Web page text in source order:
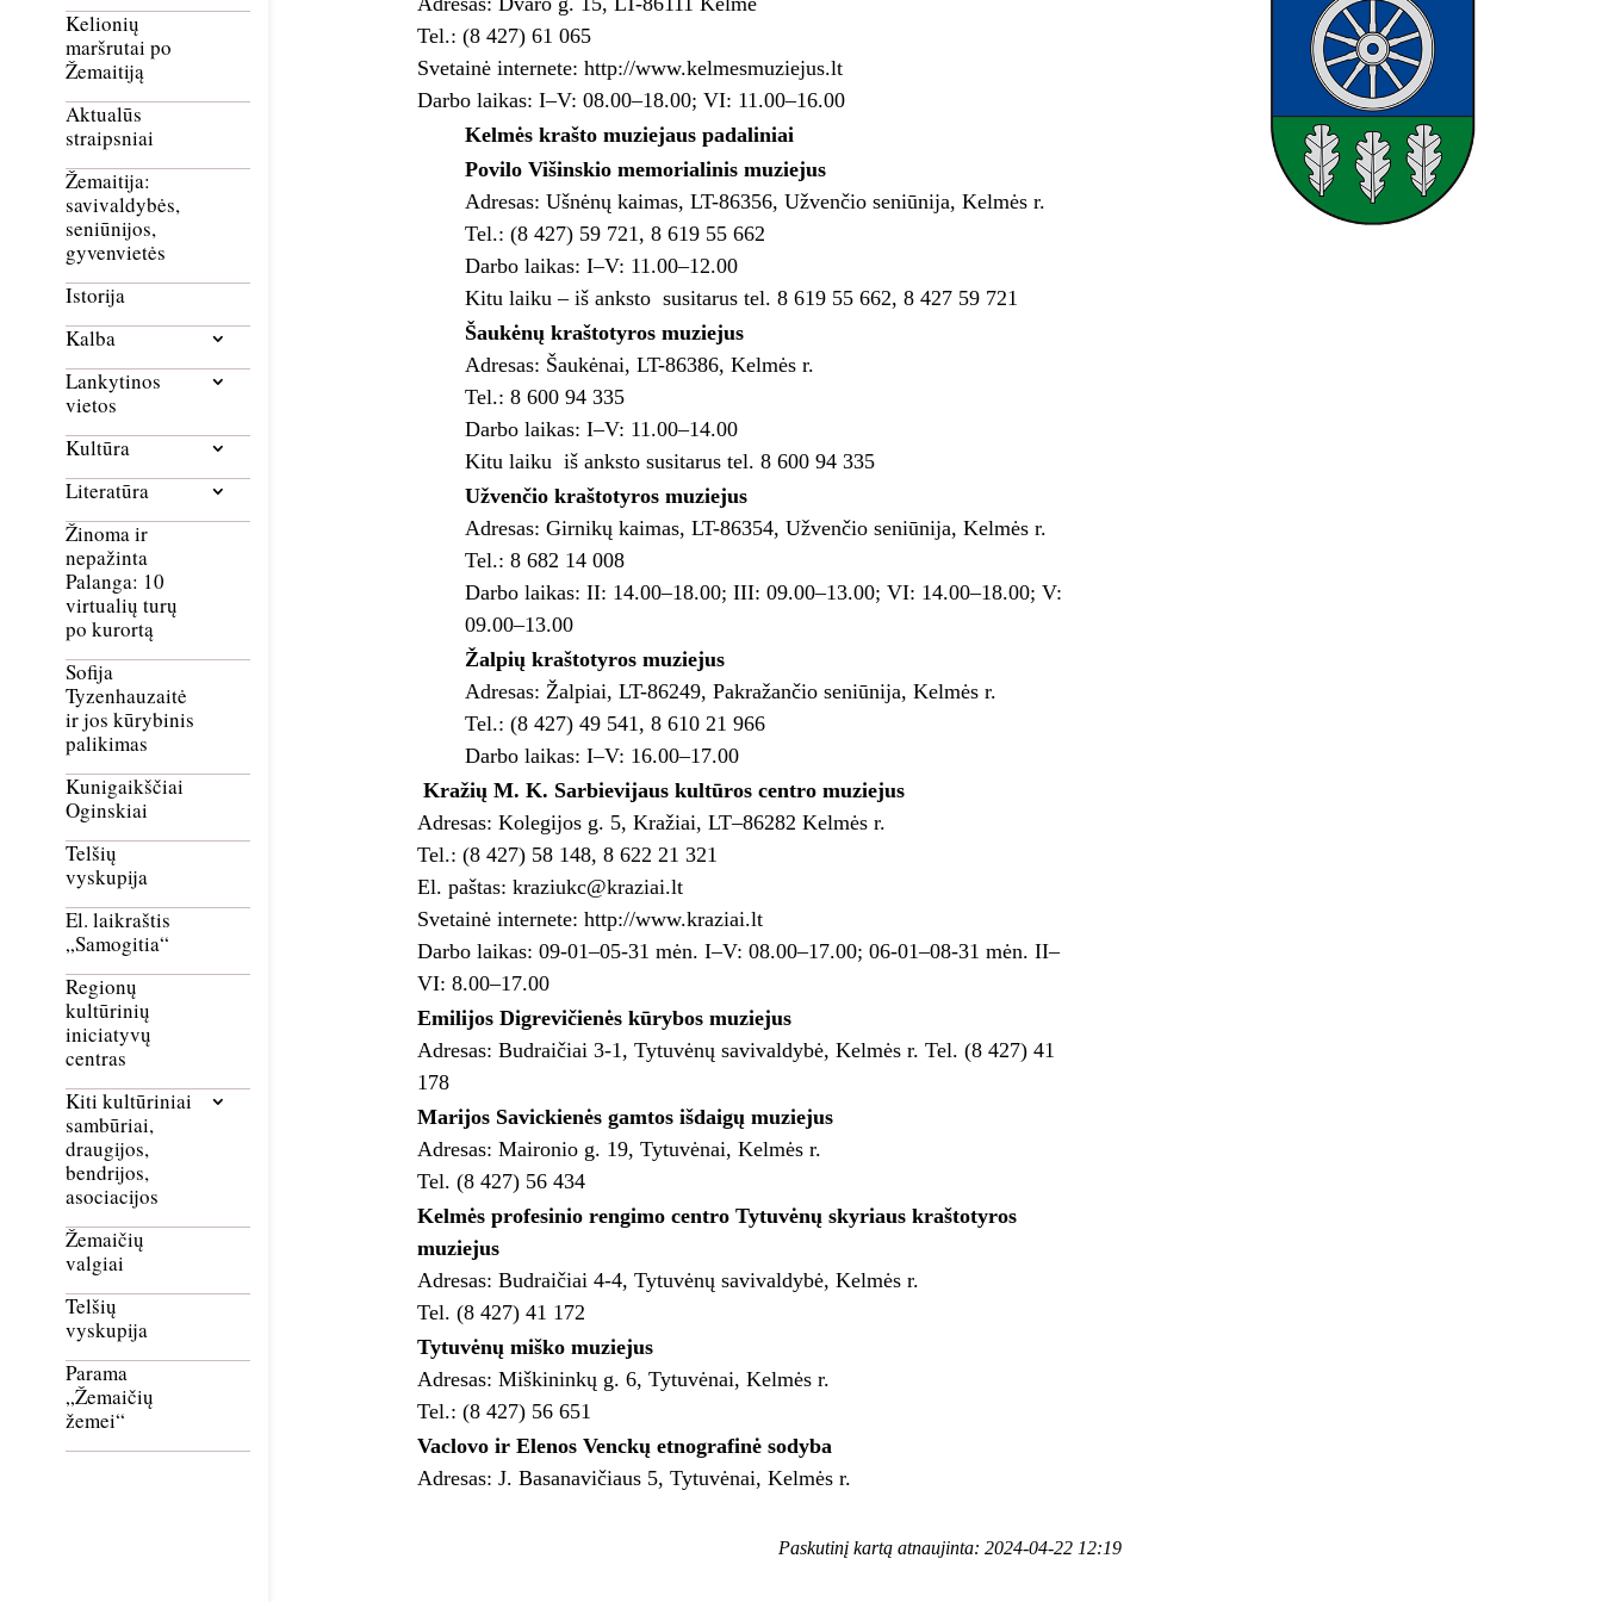
Kelionių
maršrutai po
Žemaitiją
Aktualūs
straipsniai
Žemaitija:
savivaldybės,
seniūnijos,
gyvenvietės
Istorija
Kalba
Lankytinos
vietos
Kultūra
Literatūra
Žinoma ir
nepažinta
Palanga: 10
virtualių turų
po kurortą
Sofija
Tyzenhauzaitė
ir jos kūrybinis
palikimas
Kunigaikščiai
Oginskiai
Telšių
vyskupija
El. laikraštis
„Samogitia“
Regionų
kultūrinių
iniciatyvų
centras
Kiti kultūriniai
sambūriai,
draugijos,
bendrijos,
asociacijos
Žemaičių
valgiai
Telšių
vyskupija
Parama
„Žemaičių
žemei“
Tel.: (8 427) 61 065
Svetainė internete: http://www.kelmesmuziejus.lt
Darbo laikas: I–V: 08.00–18.00; VI: 11.00–16.00
Kelmės krašto muziejaus padaliniai
Povilo Višinskio memorialinis muziejus
Adresas: Ušnėnų kaimas, LT-86356, Užvenčio seniūnija, Kelmės r.
Tel.: (8 427) 59 721, 8 619 55 662
Darbo laikas: I–V: 11.00–12.00
Kitu laiku – iš anksto susitarus tel. 8 619 55 662, 8 427 59 721
Šaukėnų kraštotyros muziejus
Adresas: Šaukėnai, LT-86386, Kelmės r.
Tel.: 8 600 94 335
Darbo laikas: I–V: 11.00–14.00
Kitu laiku iš anksto susitarus tel. 8 600 94 335
Užvenčio kraštotyros muziejus
Adresas: Girnikų kaimas, LT-86354, Užvenčio seniūnija, Kelmės r.
Tel.: 8 682 14 008
Darbo laikas: II: 14.00–18.00; III: 09.00–13.00; VI: 14.00–18.00; V:
09.00–13.00
Žalpių kraštotyros muziejus
Adresas: Žalpiai, LT-86249, Pakražančio seniūnija, Kelmės r.
Tel.: (8 427) 49 541, 8 610 21 966
Darbo laikas: I–V: 16.00–17.00
Kražių M. K. Sarbievijaus kultūros centro muziejus
Adresas: Kolegijos g. 5, Kražiai, LT–86282 Kelmės r.
Tel.: (8 427) 58 148, 8 622 21 321
El. paštas: kraziukc@kraziai.lt
Svetainė internete: http://www.kraziai.lt
Darbo laikas: 09-01–05-31 mėn. I–V: 08.00–17.00; 06-01–08-31 mėn. II–
VI: 8.00–17.00
Emilijos Digrevičienės kūrybos muziejus
Adresas: Budraičiai 3-1, Tytuvėnų savivaldybė, Kelmės r. Tel. (8 427) 41
178
Marijos Savickienės gamtos išdaigų muziejus
Adresas: Maironio g. 19, Tytuvėnai, Kelmės r.
Tel. (8 427) 56 434
Kelmės profesinio rengimo centro Tytuvėnų skyriaus kraštotyros
muziejus
Adresas: Budraičiai 4-4, Tytuvėnų savivaldybė, Kelmės r.
Tel. (8 427) 41 172
Tytuvėnų miško muziejus
Adresas: Miškininkų g. 6, Tytuvėnai, Kelmės r.
Tel.: (8 427) 56 651
Vaclovo ir Elenos Venckų etnografinė sodyba
Adresas: J. Basanavičiaus 5, Tytuvėnai, Kelmės r.
Paskutinį kartą atnaujinta: 2024-04-22 12:19